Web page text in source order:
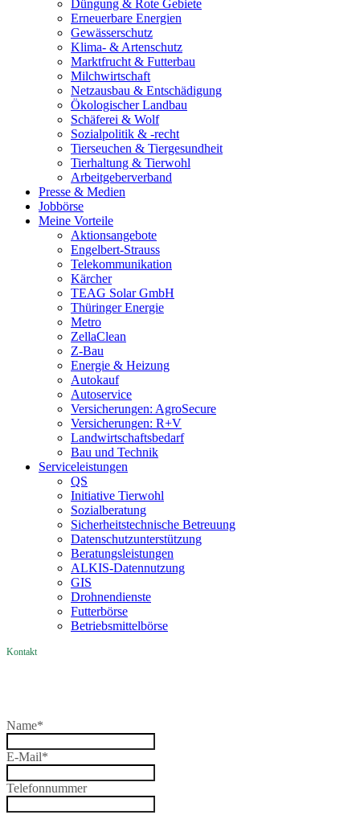
Düngung & Rote Gebiete
Erneuerbare Energien
Gewässerschutz
Klima- & Artenschutz
Marktfrucht & Futterbau
Milchwirtschaft
Netzausbau & Entschädigung
Ökologischer Landbau
Schäferei & Wolf
Sozialpolitik & -recht
Tierseuchen & Tiergesundheit
Tierhaltung & Tierwohl
Arbeitgeberverband
Presse & Medien
Jobbörse
Meine Vorteile
Aktionsangebote
Engelbert-Strauss
Telekommunikation
Kärcher
TEAG Solar GmbH
Thüringer Energie
Metro
ZellaClean
Z-Bau
Energie & Heizung
Autokauf
Autoservice
Versicherungen: AgroSecure
Versicherungen: R+V
Landwirtschaftsbedarf
Bau und Technik
Service­­leistungen
QS
Initiative Tierwohl
Sozialberatung
Sicherheitstechnische Betreuung
Datenschutzunterstützung
Beratungsleistungen
ALKIS-Datennutzung
GIS
Drohnendienste
Futterbörse
Betriebsmittelbörse
Kontakt
Name*
E-Mail*
Telefonnummer